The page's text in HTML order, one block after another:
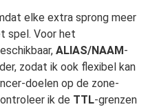
elke extra sprong meer
spel. Voor het
ALIAS/NAAM-
zodat ik ook flexibel kan
doelen op de zone-
ik de TTL-grenzen